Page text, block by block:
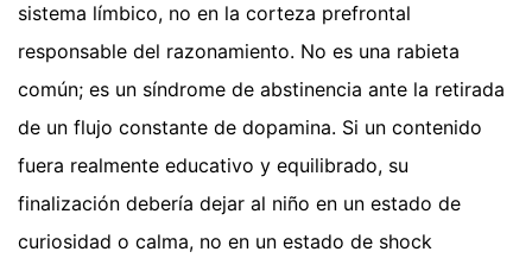
sistema límbico, no en la corteza prefrontal
responsable del razonamiento. No es una rabieta
común; es un síndrome de abstinencia ante la retirada
de un flujo constante de dopamina. Si un contenido
fuera realmente educativo y equilibrado, su
finalización debería dejar al niño en un estado de
curiosidad o calma, no en un estado de shock